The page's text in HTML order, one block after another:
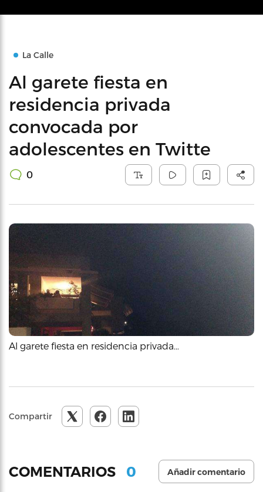
La Calle
Al garete fiesta en
residencia privada
convocada por
adolescentes en Twitte
0
Al garete fiesta en residencia privada…
Compartir
COMENTARIOS 0 Añadir comentario